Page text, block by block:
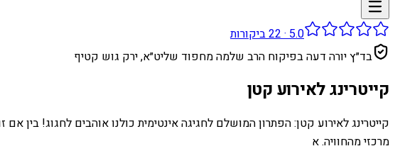
5.0
·
22ביקורות
בד״ץ יורה דעה בפיקוח הרב שלמה מחפוד שליט״א, ירק גוש קטיף
קייטרינג לאירוע קטן
קייטרינג לאירוע קטן: הפתרון המושלם לחגיגה אינטימית כולנו אוהבים לחגוג!
מרכזי מהחוויה. א